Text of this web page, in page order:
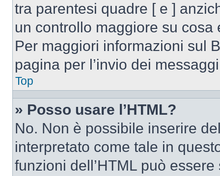
tra parentesi quadre [ e ]
un controllo maggiore su
Per maggiori informazioni sul
pagina per l’invio dei
Top
» Posso usare l’HTML?
No. Non è possibile inserire
interpretato come tale in
funzioni dell’HTML può